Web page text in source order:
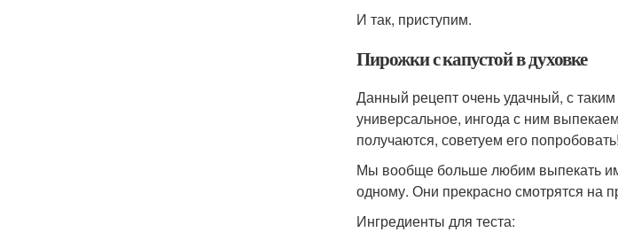
И так, приступим.
Пирожки с капустой в духовке
Данный рецепт очень удачный, с
универсальное, ингода с ним
получаются, советуем его попробовать!
Мы вообще больше любим выпекать
одному. Они прекрасно смотрятся на
Ингредиенты для теста: